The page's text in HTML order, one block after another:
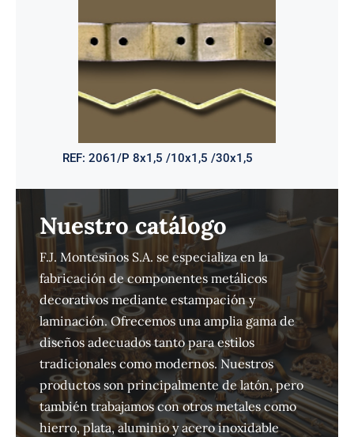
REF: 2061/P 8x1,5 /10x1,5 /30x1,5
Nuestro catálogo
F.J. Montesinos S.A. se especializa en la
fabricación de componentes metálicos
decorativos mediante estampación y
laminación. Ofrecemos una amplia gama de
diseños adecuados tanto para estilos
tradicionales como modernos. Nuestros
productos son principalmente de latón, pero
también trabajamos con otros metales como
hierro, plata, aluminio y acero inoxidable